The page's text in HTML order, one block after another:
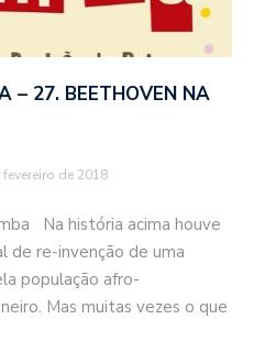
– 27. BEETHOVEN NA
fevereiro de 2018
Na história acima houve
de re-invenção de uma
população afro-
Mas muitas vezes o que